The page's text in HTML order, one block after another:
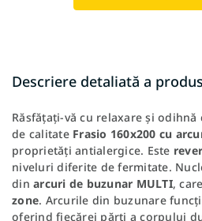
Descriere detaliată a
Răsfățați-vă cu relaxare și
de calitate Frasio 160x200 cu
proprietăți antialergice. Este
niveluri diferite de fermitate.
din arcuri de buzunar MULTI,
zone. Arcurile din buzunare
oferind fiecărei părți a corpului